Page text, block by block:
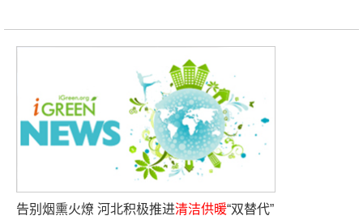
告别烟熏火燎 河北积极推进清洁供暖“双替代”